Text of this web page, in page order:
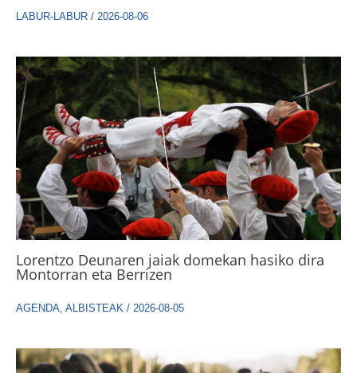
LABUR-LABUR / 2026-08-06
Lorentzo Deunaren jaiak domekan hasiko dira
Montorran eta Berrizen
AGENDA ALBISTEAK / 2026-08-05